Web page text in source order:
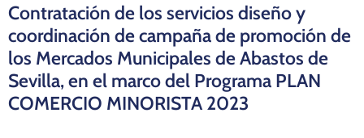
Contratación de los servicios diseño y
coordinación de campaña de promoción de
los Mercados Municipales de Abastos de
Sevilla, en el marco del Programa PLAN
COMERCIO MINORISTA 2023